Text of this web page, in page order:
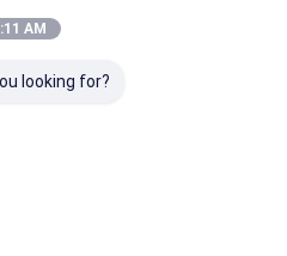
AM
looking for?